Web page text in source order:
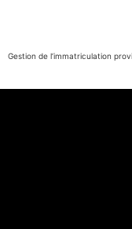
Gestion de l’immatriculation